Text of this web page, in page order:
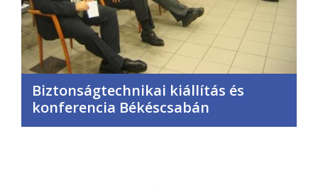
Biztonságtechnikai kiállítás és
konferencia Békéscsabán